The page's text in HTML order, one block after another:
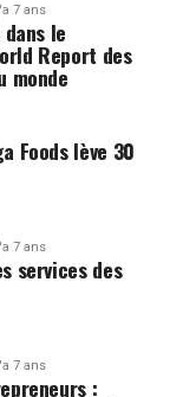
7 ans
le
Report des
monde
Foods lève 30
7 ans
services des
7 ans
: